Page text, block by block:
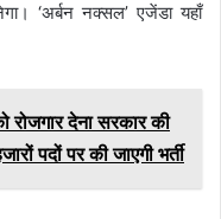
‘अर्बन नक्सल’ एजेंडा यहाँ
रोजगार देना सरकार की
पदों पर की जाएगी भर्ती